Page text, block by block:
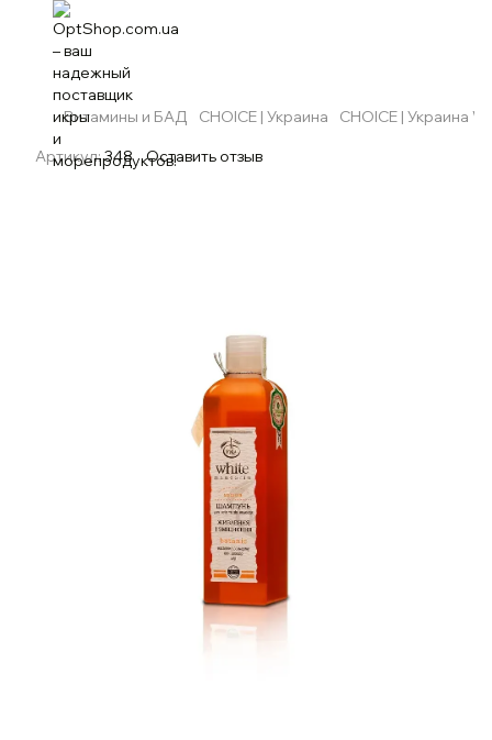
Витамины и БАД CHOICE | Украина
CHOICE | Украина
Артикул:348 Оставить отзыв